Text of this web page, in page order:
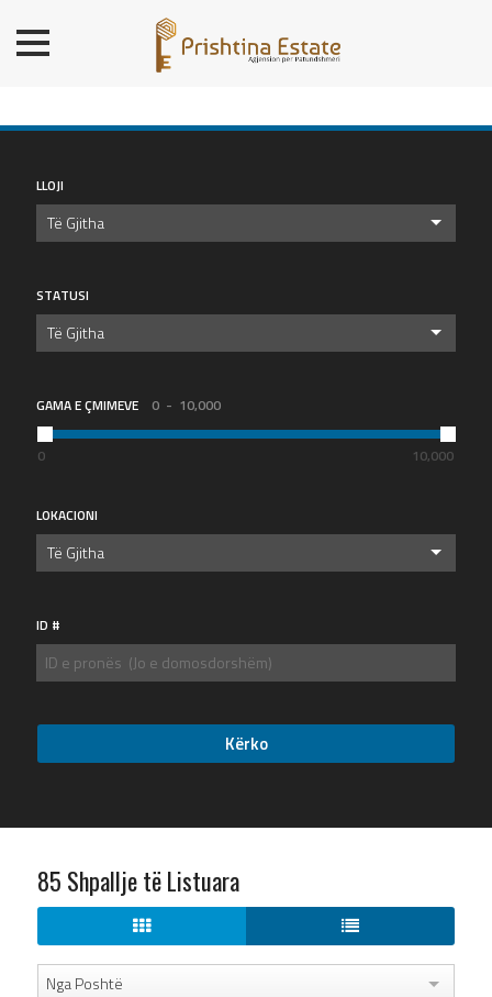
TROJE
OBJ. AFARISTE/DEPO
PREMIUM
KONTAKT
LLOJI
Të Gjitha
STATUSI
Të Gjitha
GAMA E ÇMIMEVE 0 10,000
0 10,000
LOKACIONI
Të Gjitha
ID #
85 Shpallje të Listuara
Nga Poshtë